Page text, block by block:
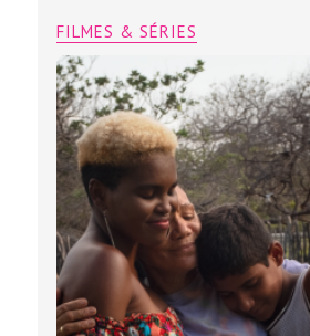
FILMES & SÉRIES